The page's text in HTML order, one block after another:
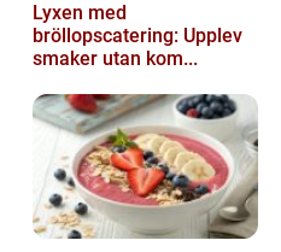
Lyxen med
bröllopscatering: Upplev
smaker utan kom...